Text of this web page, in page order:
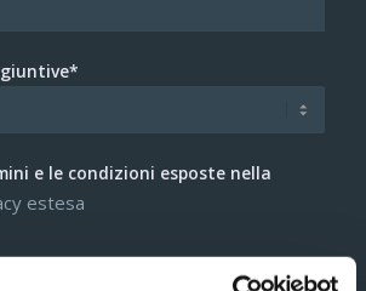
e le condizioni esposte nella
estesa